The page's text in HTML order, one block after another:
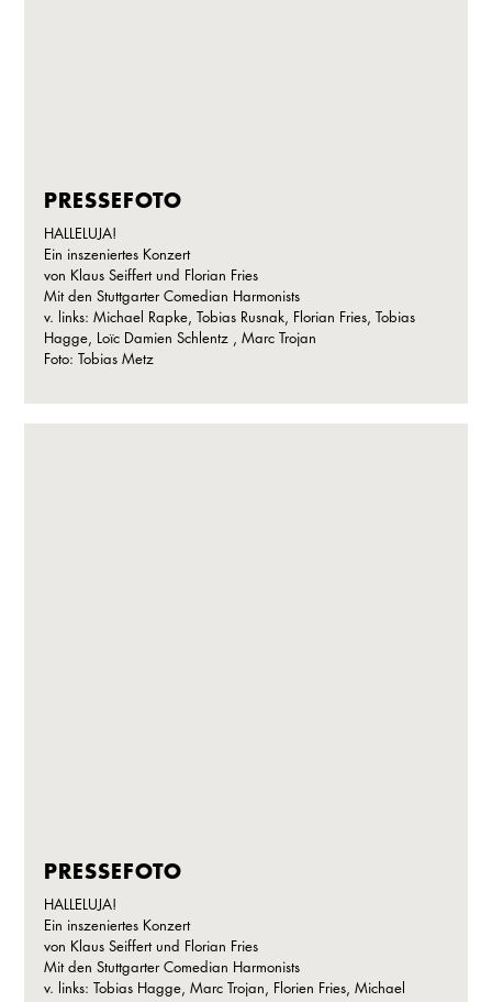
PRESSEFOTO
HALLELUJA!
Ein inszeniertes Konzert
von Klaus Seiffert und Florian Fries
Mit den Stuttgarter Comedian Harmonists
v. links: Michael Rapke, Tobias Rusnak, Florian Fries, Tobias
Hagge, Loïc Damien Schlentz , Marc Trojan
Foto: Tobias Metz
PRESSEFOTO
HALLELUJA!
Ein inszeniertes Konzert
von Klaus Seiffert und Florian Fries
Mit den Stuttgarter Comedian Harmonists
v. links: Tobias Hagge, Marc Trojan, Florien Fries, Michael